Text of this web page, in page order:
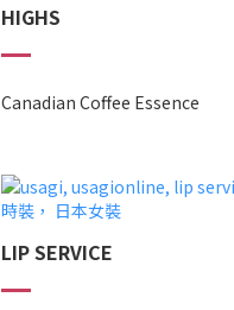
HIGHS
Canadian Coffee Essence
LIP SERVICE